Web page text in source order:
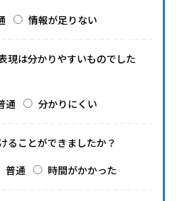
情報が足りない
現は分かりやすいものでした
通 分かりにくい
ることができましたか？
普通 時間がかかった